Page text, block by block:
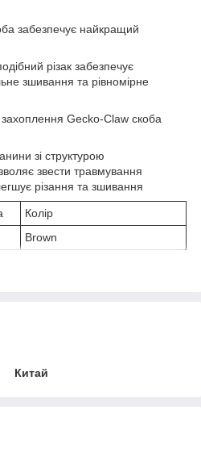
забезпечує найкращий
різак забезпечує
зшивання та рівномірне
Gecko-Claw скоба
зі структурою
звести травмування
різання та зшивання
Колір
Brown
Китай